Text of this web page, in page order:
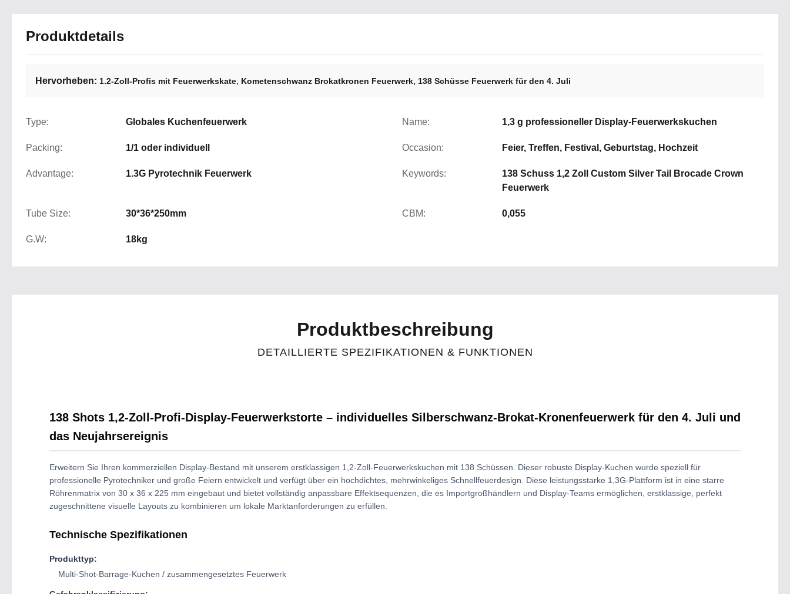
Produktdetails
Hervorheben: 1.2-Zoll-Profis mit Feuerwerkskate, Kometenschwanz Brokatkronen Feuerwerk, 138 Schüsse Feuerwerk für den 4. Juli
Type: Globales Kuchenfeuerwerk Name: 1,3 g professioneller Display-Feuerwerkskuchen
Packing: 1/1 oder individuell Occasion: Feier, Treffen, Festival, Geburtstag, Hochzeit
Advantage: 1.3G Pyrotechnik Feuerwerk Keywords:
138 Schuss 1,2 Zoll Custom Silver Tail Brocade Crown
Feuerwerk
Tube Size: 30*36*250mm CBM: 0,055
G.W: 18kg
Produktbeschreibung
DETAILLIERTE SPEZIFIKATIONEN & FUNKTIONEN
138 Shots 1,2-Zoll-Profi-Display-Feuerwerkstorte – individuelles Silberschwanz-Brokat-Kronenfeuerwerk für den 4. Juli und
das Neujahrsereignis
Erweitern Sie Ihren kommerziellen Display-Bestand mit unserem erstklassigen 1,2-Zoll-Feuerwerkskuchen mit 138 Schüssen. Dieser robuste Display-Kuchen wurde speziell für
professionelle Pyrotechniker und große Feiern entwickelt und verfügt über ein hochdichtes, mehrwinkeliges Schnellfeuerdesign. Diese leistungsstarke 1,3G-Plattform ist in eine starre
Röhrenmatrix von 30 x 36 x 225 mm eingebaut und bietet vollständig anpassbare Effektsequenzen, die es Importgroßhändlern und Display-Teams ermöglichen, erstklassige, perfekt
zugeschnittene visuelle Layouts zu kombinieren um lokale Marktanforderungen zu erfüllen.
Technische Spezifikationen
Produkttyp:
Multi-Shot-Barrage-Kuchen / zusammengesetztes Feuerwerk